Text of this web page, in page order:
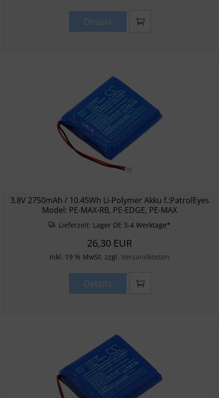
Details
3.8V 2750mAh / 10.45Wh Li-Polymer Akku f.:PatrolEyes
Model: PE-MAX-RB, PE-EDGE, PE-MAX
Lieferzeit: Lager DE 3-4 Werktage*
26,30 EUR
inkl. 19 % MwSt. zzgl. Versandkosten
Details